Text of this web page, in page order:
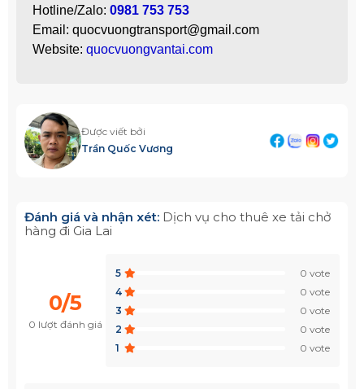
Hotline/Zalo: 0981 753 753
Email: quocvuongtransport@gmail.com
Website: quocvuongvantai.com
Được viết bởi
Trần Quốc Vương
Đánh giá và nhận xét: Dịch vụ cho thuê xe tải chở
hàng đi Gia Lai
0/5
0 lượt đánh giá
5
0 vote
4
0 vote
3
0 vote
2
0 vote
1
0 vote